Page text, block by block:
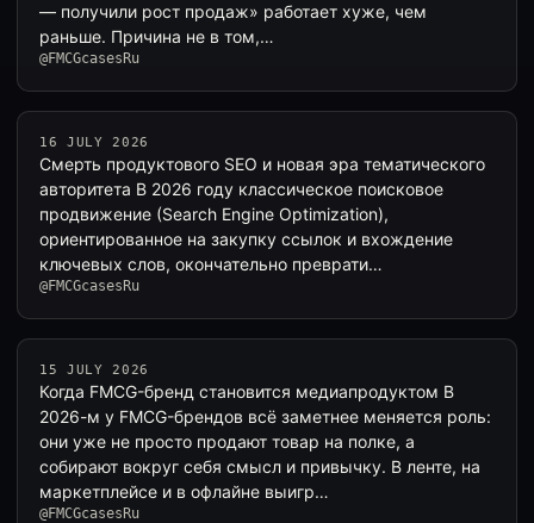
— получили рост продаж» работает хуже, чем
раньше. Причина не в том,…
@FMCGcasesRu
16 JULY 2026
Смерть продуктового SEO и новая эра тематического
авторитета В 2026 году классическое поисковое
продвижение (Search Engine Optimization),
ориентированное на закупку ссылок и вхождение
ключевых слов, окончательно преврати…
@FMCGcasesRu
15 JULY 2026
Когда FMCG-бренд становится медиапродуктом В
2026-м у FMCG-брендов всё заметнее меняется роль:
они уже не просто продают товар на полке, а
собирают вокруг себя смысл и привычку. В ленте, на
маркетплейсе и в офлайне выигр…
@FMCGcasesRu